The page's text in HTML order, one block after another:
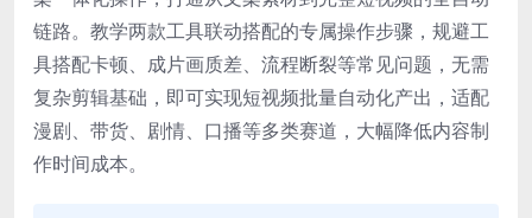
链路。教学两款工具联动搭配的专属操作步骤，规避工
具搭配卡顿、成片画质差、流程断裂等常见问题，无需
复杂剪辑基础，即可实现短视频批量自动化产出，适配
漫剧、带货、剧情、口播等多类赛道，大幅降低内容制
作时间成本。